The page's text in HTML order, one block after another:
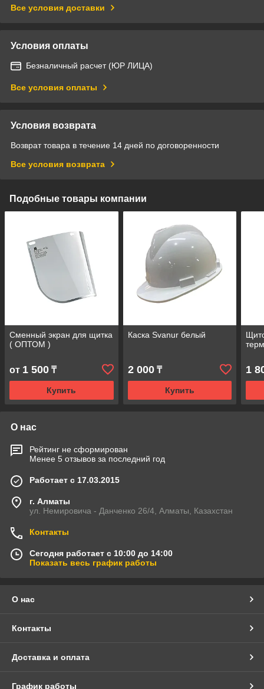
Все условия доставки
Условия оплаты
Безналичный расчет (ЮР ЛИЦА)
Все условия оплаты
Условия возврата
Возврат товара в течение 14 дней по договоренности
Все условия возврата
Подобные товары компании
Сменный экран для щитка
( ОПТОМ )
от 1 500 ₸
Купить
Каска Svanur белый
2 000₸
Купить
1
О нас
Рейтинг не сформирован
Менее 5 отзывов за последний год
Работает с 17.03.2015
г. Алматы
ул. Немировича - Данченко 26/4, Алматы, Казахстан
Контакты
Сегодня работает с 10:00 до 14:00
Показать весь график работы
О нас
Контакты
Доставка и оплата
График работы